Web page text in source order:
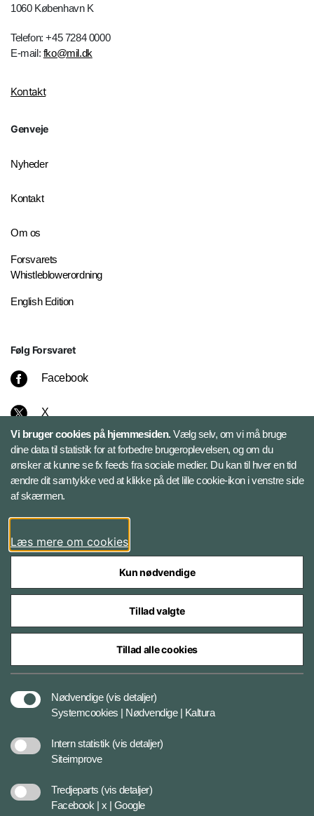
1060 København K
Telefon: +45 7284 0000
E-mail: fko@mil.dk
Kontakt
Genveje
Nyheder
Kontakt
Om os
Forsvarets
Whistleblowerordning
English Edition
Følg Forsvaret
Facebook
X
Instagram
Bluesky
LinkedIn
Styrelser og myndigheder under Forsvarsministeriet
Vi bruger cookies på hjemmesiden.Vælg selv, om vi må bruge
dine data til statistik for at forbedre brugeroplevelsen, og om du
ønsker at kunne se fx feeds fra sociale medier. Du kan til hver en tid
ændre dit samtykke ved at klikke på det lille cookie-ikon i venstre side
af skærmen.
Læs mere om cookies
Kun nødvendige
Tillad valgte
Tillad alle cookies
Nødvendige (vis detaljer)
Systemcookies | Nødvendige | Kaltura
Intern statistik (vis detaljer)
Siteimprove
Tredjeparts (vis detaljer)
Facebook | x | Google